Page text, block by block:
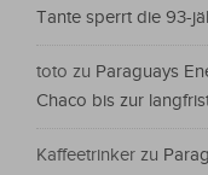
Tante sperrt die 93-
toto zu Paraguays
Chaco bis zur
Kaffeetrinker zu